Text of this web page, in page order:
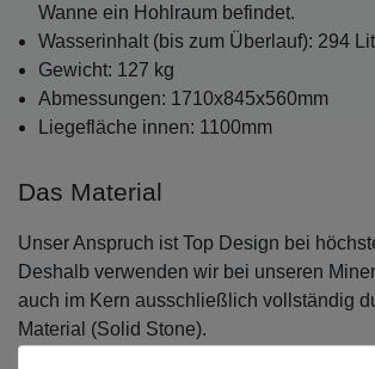
Wanne ein Hohlraum befindet.
Wasserinhalt (bis zum Überlauf): 294
Gewicht: 127 kg
Abmessungen: 1710x845x560mm
Liegefläche innen: 1100mm
Das Material
Unser Anspruch ist Top Design bei
Deshalb verwenden wir bei unseren
auch im Kern ausschließlich vollständig
Material (Solid Stone).